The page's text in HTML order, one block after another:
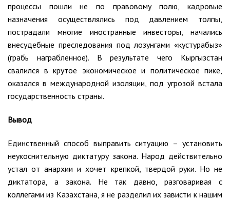
процессы пошли не по правовому полю, кадровые
назначения осуществлялись под давлением толпы,
пострадали многие иностранные инвесторы, начались
внесудебные преследования под лозунгами «кустурабыз»
(грабь награбленное). В результате чего Кыргызстан
свалился в крутое экономическое и политическое пике,
оказался в международной изоляции, под угрозой встала
государственность страны.
Вывод
Единственный способ выправить ситуацию – установить
неукоснительную диктатуру закона. Народ действительно
устал от анархии и хочет крепкой, твердой руки. Но не
диктатора, а закона. Не так давно, разговаривая с
коллегами из Казахстана, я не разделил их зависти к нашим